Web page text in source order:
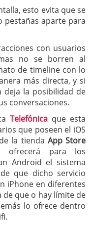
esto evita que se
pestañas aparte para
con usuarios
no se borren al
de timeline con lo
más directa, y si
deja la posibilidad de
conversaciones.
Telefónica que esta
que poseen el iOS
la tienda App Store
ofrecerá para los
Android el sistema
que dicho servicio
iPhone en diferentes
de que o hay límite de
lo ofrece dentro